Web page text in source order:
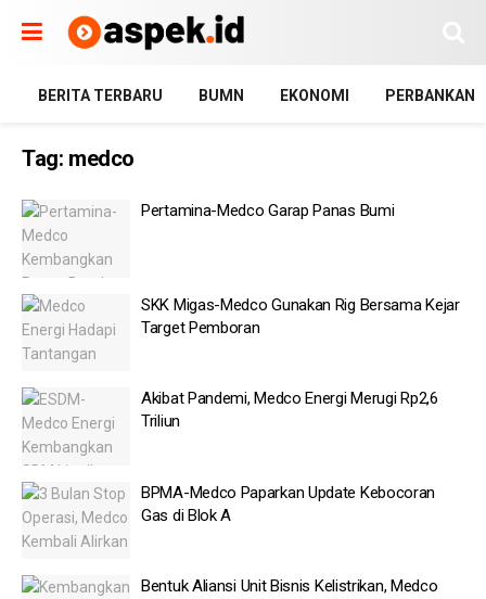
BERITA TERBARU BUMN EKONOMI PERBANKAN
Tag: medco
Pertamina-Medco Garap Panas Bumi
SKK Migas-Medco Gunakan Rig Bersama Kejar
Target Pemboran
Akibat Pandemi, Medco Energi Merugi Rp2,6
Triliun
BPMA-Medco Paparkan Update Kebocoran
Gas di Blok A
Bentuk Aliansi Unit Bisnis Kelistrikan, Medco